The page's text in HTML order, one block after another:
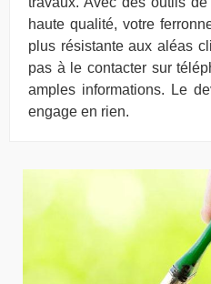
haute qualité, votre
plus résistante aux aléas
pas à le contacter sur
amples informations. Le
engage en rien.